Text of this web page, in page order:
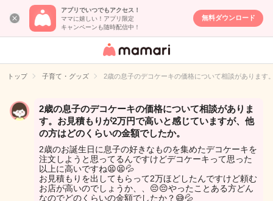
アプリでいつでもアクセス！
ママに嬉しい！アプリ限定
キャンペーンも随時配信中！
無料ダウンロード
女性専用匿名QA
イト
トップ 子育て・グッズ 2歳の息子のデコケーキの価格について相談がありま
2歳の息子のデコケーキの価格について相談がありま
す。お見積もりが2万円で高いと感じていますが、他
の方はどのくらいの金額でしたか。
2歳のお誕生日に息子の好きなものを集めたデコケーキを
注文しようと思ってるんですけどデコケーキって思った
以上に高いですね😫😫💦
お見積もりを出してもらって2万ほどしたんですけど頼む
お店が高いのでしょうか、、😔😔やったことある方どん
なのでどのくらいの金額でしたか？😅💦